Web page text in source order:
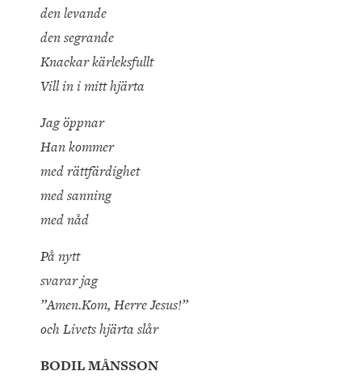
den levande
den segrande
Knackar kärleksfullt
Vill in i mitt hjärta
Jag öppnar
Han kommer
med rättfärdighet
med sanning
med nåd
På nytt
svarar jag
”Amen.Kom, Herre Jesus!”
och Livets hjärta slår
BODIL MÅNSSON